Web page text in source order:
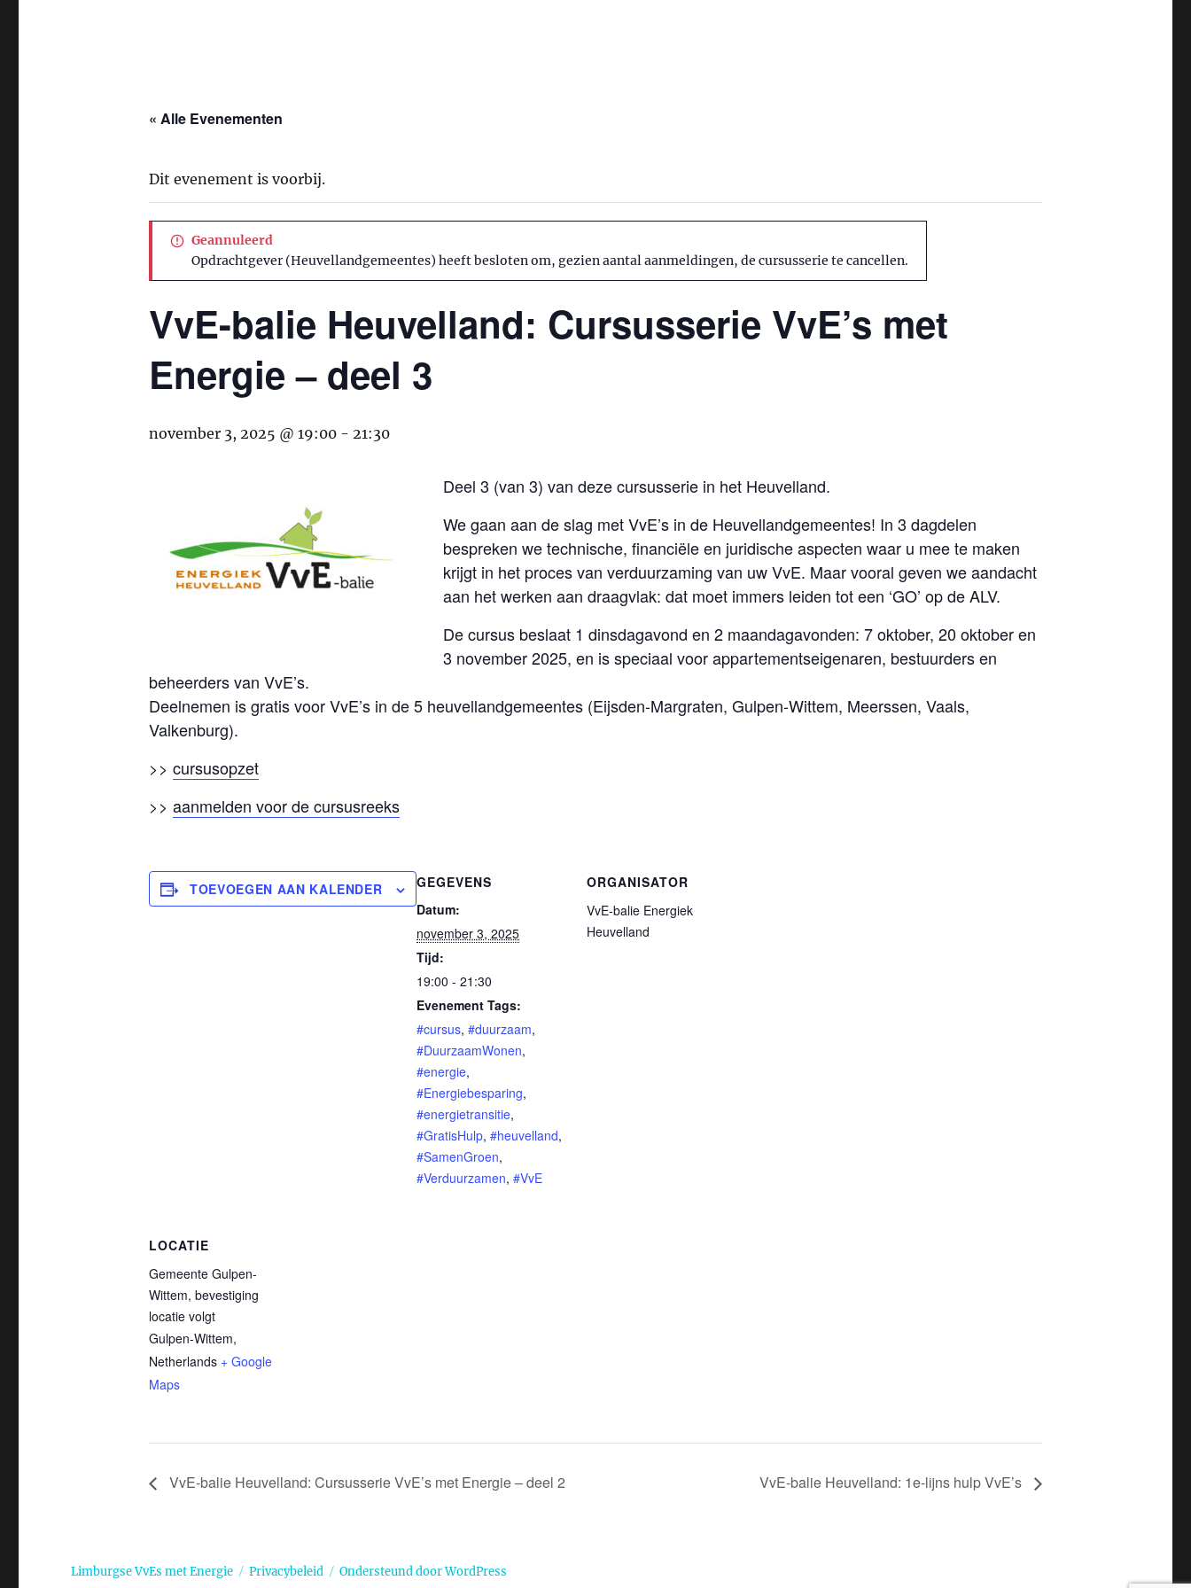
« Alle Evenementen
Dit evenement is voorbij.
Geannuleerd
Opdrachtgever (Heuvellandgemeentes) heeft besloten om, gezien aantal aanmeldingen, de cursusserie te cancellen.
VvE-balie Heuvelland: Cursusserie VvE’s met
Energie – deel 3
november 3, 2025 @ 19:00 - 21:30
Deel 3 (van 3) van deze cursusserie in het Heuvelland.
We gaan aan de slag met VvE’s in de Heuvellandgemeentes! In 3 dagdelen
bespreken we technische, financiële en juridische aspecten waar u mee te maken
krijgt in het proces van verduurzaming van uw VvE. Maar vooral geven we aandacht
aan het werken aan draagvlak: dat moet immers leiden tot een ‘GO’ op de ALV.
De cursus beslaat 1 dinsdagavond en 2 maandagavonden: 7 oktober, 20 oktober en
3 november 2025, en is speciaal voor appartementseigenaren, bestuurders en
beheerders van VvE’s.
Deelnemen is gratis voor VvE’s in de 5 heuvellandgemeentes (Eijsden-Margraten, Gulpen-Wittem, Meerssen, Vaals,
Valkenburg).
>> cursusopzet
>> aanmelden voor de cursusreeks
TOEVOEGEN AAN KALENDER
GEGEVENS
Datum:
november 3, 2025
Tijd:
19:00 - 21:30
Evenement Tags:
#cursus,#duurzaam,
#DuurzaamWonen,
#energie,
#Energiebesparing,
#energietransitie,
#GratisHulp,#heuvelland,
#SamenGroen,
#Verduurzamen,#VvE
ORGANISATOR
VvE-balie Energiek
Heuvelland
LOCATIE
Gemeente Gulpen-
Wittem, bevestiging
locatie volgt
Gulpen-Wittem,
Netherlands + Google
Maps
VvE-balie Heuvelland: Cursusserie VvE’s met Energie – deel 2 VvE-balie Heuvelland: 1e-lijns hulp VvE’s
Limburgse VvEs met Energie Privacybeleid Ondersteund door WordPress